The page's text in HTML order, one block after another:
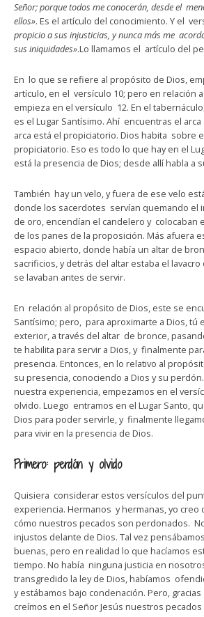
Señor; porque todos me conocerán, desde el
ellos». Es el artículo del conocimiento. Y el
propicio a sus injusticias, y nunca más me
sus iniquidades».Lo llamamos el artículo del
En lo que se refiere al propósito de Dios,
artículo, en el versículo 10; pero en relación
empieza en el versículo 12. En el
es el Lugar Santísimo. Ahí encuentras el
arca está el propiciatorio. Dios habita sobre
propiciatorio. Eso es todo lo que hay en el
está la presencia de Dios; desde allí habla a
También hay un velo, y fuera de ese velo
donde los sacerdotes servían quemando el
de oro, encendían el candelero y colocaban
de los panes de la proposición. Más afuera
espacio abierto, donde había un altar de
sacrificios, y detrás del altar estaba el
se lavaban antes de servir.
En relación al propósito de Dios, este se
Santísimo; pero, para aproximarte a Dios, tú
exterior, a través del altar de bronce,
te habilita para servir a Dios, y finalmente
presencia. Entonces, en lo relativo al
su presencia, conociendo a Dios y su
nuestra experiencia, empezamos en el
olvido. Luego entramos en el Lugar Santo,
Dios para poder servirle, y finalmente
para vivir en la presencia de Dios.
Primero: perdón y olvido
Quisiera considerar estos versículos del
experiencia. Hermanos y hermanas, yo creo
cómo nuestros pecados son perdonados.
injustos delante de Dios. Tal vez
buenas, pero en realidad lo que hacíamos
tiempo. No había ninguna justicia en
transgredido la ley de Dios, habíamos
y estábamos bajo condenación. Pero,
creímos en el Señor Jesús nuestros